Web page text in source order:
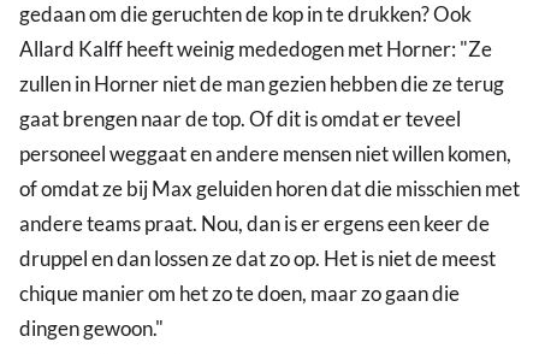
gedaan om die geruchten de kop in te drukken? Ook
Allard Kalff heeft weinig mededogen met Horner: "Ze
zullen in Horner niet de man gezien hebben die ze terug
gaat brengen naar de top. Of dit is omdat er teveel
personeel weggaat en andere mensen niet willen komen,
of omdat ze bij Max geluiden horen dat die misschien met
andere teams praat. Nou, dan is er ergens een keer de
druppel en dan lossen ze dat zo op. Het is niet de meest
chique manier om het zo te doen, maar zo gaan die
dingen gewoon."